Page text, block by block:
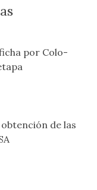
por Colo-
de las